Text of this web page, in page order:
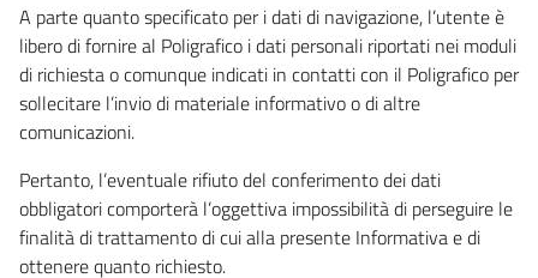
A parte quanto specificato per i dati di navigazione, l’utente è
libero di fornire al Poligrafico i dati personali riportati nei moduli
di richiesta o comunque indicati in contatti con il Poligrafico per
sollecitare l’invio di materiale informativo o di altre
comunicazioni.
Pertanto, l’eventuale rifiuto del conferimento dei dati
obbligatori comporterà l’oggettiva impossibilità di perseguire le
finalità di trattamento di cui alla presente Informativa e di
ottenere quanto richiesto.